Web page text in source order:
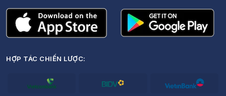
HỢP TÁC CHIẾN LƯỢC: